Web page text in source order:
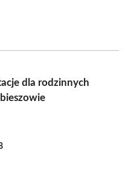
dla rodzinnych